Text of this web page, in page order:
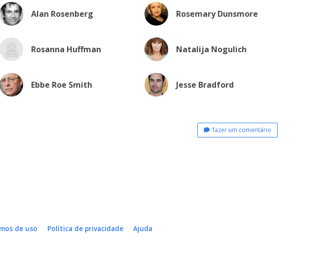
Alan Rosenberg Rosemary Dunsmore
Rosanna Huffman Natalija Nogulich
Ebbe Roe Smith Jesse Bradford
fazer um comentário
de uso Política de privacidade Ajuda